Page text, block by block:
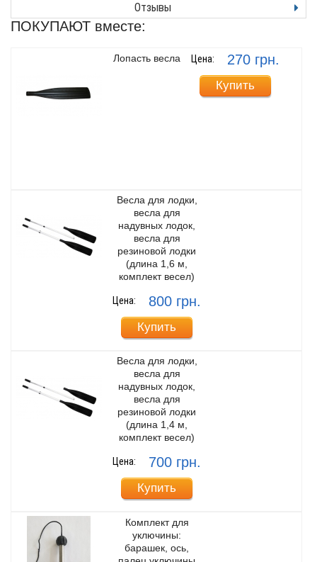
Отзывы
ПОКУПАЮТ вместе:
Лопасть весла Цена: 270 грн.
Купить
Весла для лодки,
весла для
надувных лодок,
весла для
резиновой лодки
(длина 1,6 м,
комплект весел)
Цена: 800 грн.
Купить
Весла для лодки,
весла для
надувных лодок,
весла для
резиновой лодки
(длина 1,4 м,
комплект весел)
Цена: 700 грн.
Купить
Комплект для
уключины:
барашек, ось,